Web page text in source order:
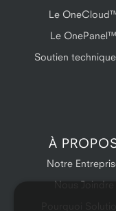
Le
Le OnePanel™
Soutien
À
Notre
Nous Joindre